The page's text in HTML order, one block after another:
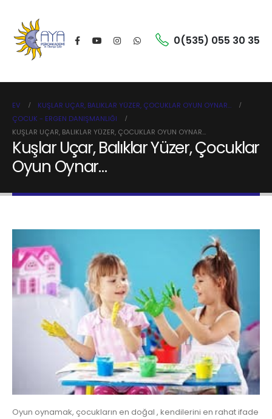
0(535) 055 30 35
EV
KUŞLAR UÇAR, BALIKLAR YÜZER, ÇOCUKLAR OYUN OYNAR…
ÇOCUK - ERGEN DANIŞMANLIĞI
KUŞLAR UÇAR, BALIKLAR YÜZER, ÇOCUKLAR OYUN OYNAR…
Kuşlar Uçar, Balıklar Yüzer, Çocuklar
Oyun Oynar…
Oyun oynamak, çocukların en doğal , kendilerini en rahat ifade